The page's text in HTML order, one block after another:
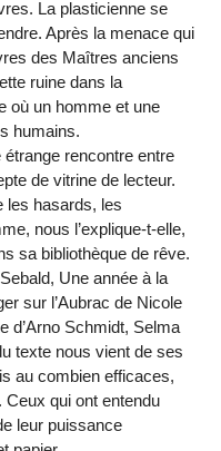
La plasticienne se
Après la menace qui
des Maîtres anciens
ruine dans la
où un homme et une
humains.
étrange rencontre entre
de vitrine de lecteur.
les hasards, les
nous l’explique-t-elle,
sa bibliothèque de rêve.
Une année à la
sur l’Aubrac de Nicole
d’Arno Schmidt, Selma
texte nous vient de ses
au combien efficaces,
qui ont entendu
leur puissance